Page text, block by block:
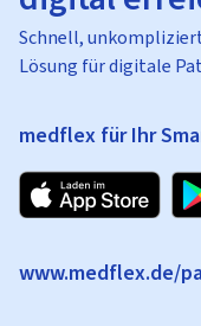
Schnell,
Lösung für digitale
medflex für Ihr
www.medflex.de/